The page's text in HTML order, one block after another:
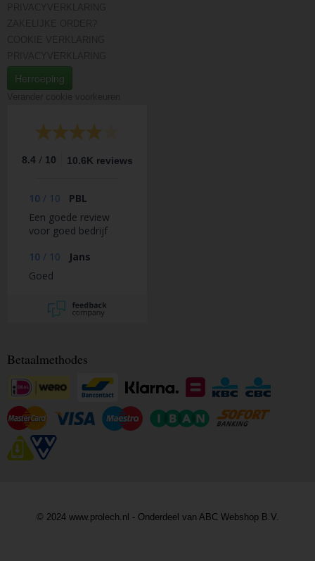
Herroeping
8.4 / 10 10.6K reviews
10 / 10
PBL
Een goede review
voor goed bedrijf
10 / 10
Jans
Goed
Betaalmethodes